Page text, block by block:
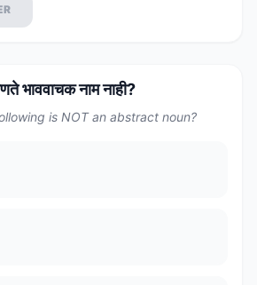
भाववाचक नाम नाही?
is NOT an abstract noun?